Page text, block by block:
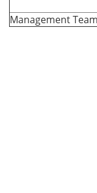
Management Team